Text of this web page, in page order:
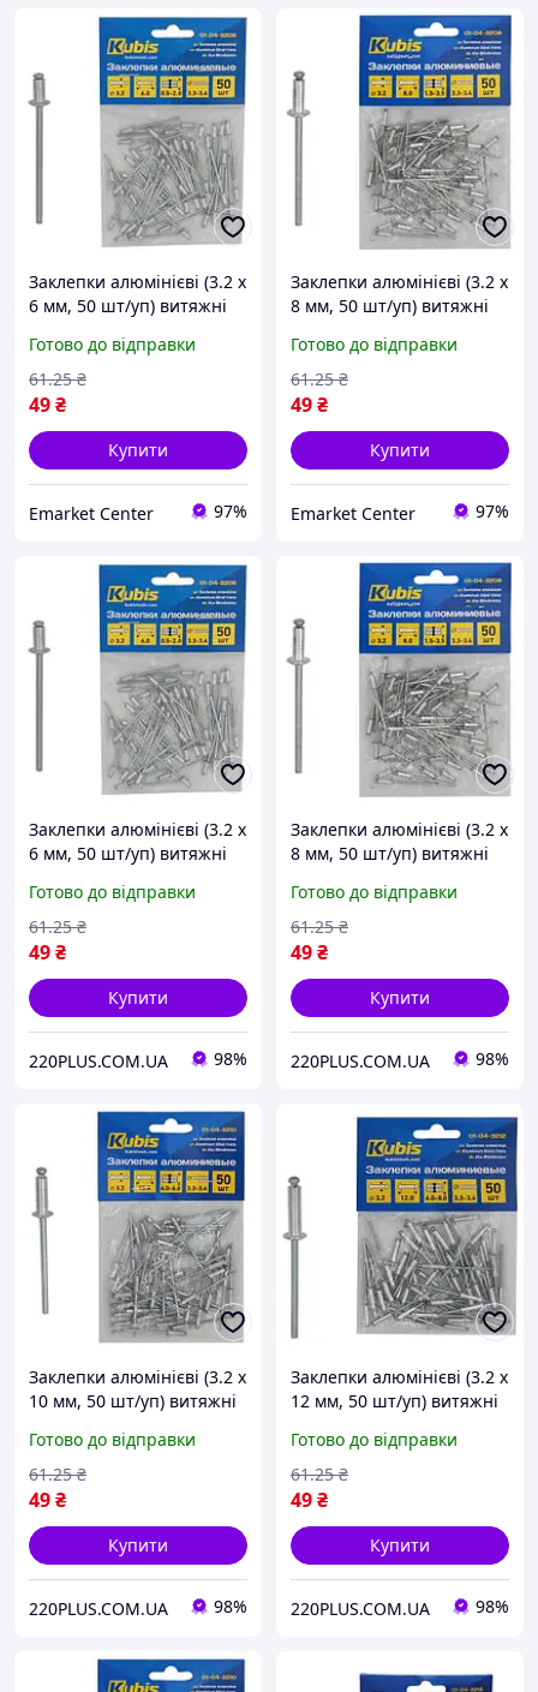
Заклепки алюмінієві (3.2 х
6 мм, 50 шт/уп) витяжні
Готово до відправки
49₴
61.25 ₴
Купити
Emarket Center 97%
Заклепки алюмінієві (3.2 х
8 мм, 50 шт/уп) витяжні
Готово до відправки
49₴
61.25 ₴
Купити
Emarket Center 97%
Заклепки алюмінієві (3.2 х
6 мм, 50 шт/уп) витяжні
Готово до відправки
49₴
61.25 ₴
Купити
220PLUS.COM.UA 98%
Заклепки алюмінієві (3.2 х
8 мм, 50 шт/уп) витяжні
Готово до відправки
49₴
61.25 ₴
Купити
220PLUS.COM.UA 98%
Заклепки алюмінієві (3.2 х
10 мм, 50 шт/уп) витяжні
Готово до відправки
49₴
61.25 ₴
Купити
220PLUS.COM.UA 98%
Заклепки алюмінієві (3.2 х
12 мм, 50 шт/уп) витяжні
Готово до відправки
49₴
61.25 ₴
Купити
220PLUS.COM.UA 98%